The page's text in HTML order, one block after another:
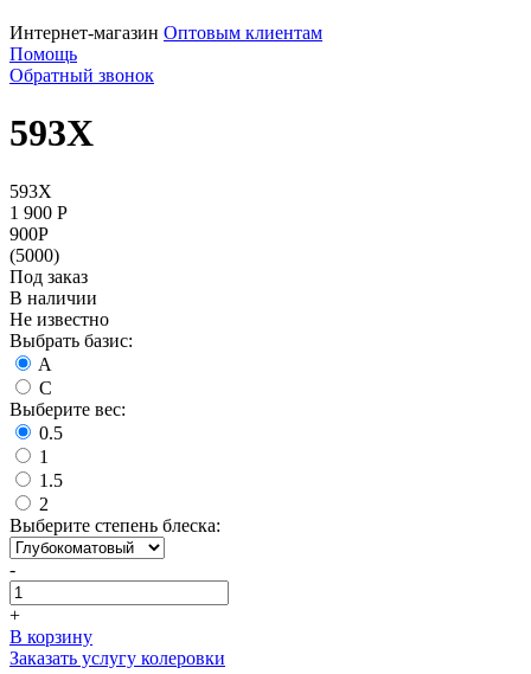
Интернет-магазин Оптовым клиентам
Помощь
Обратный звонок
593X
593X
1 900 P
900P
(5000)
Под заказ
В наличии
Не известно
Выбрать базис:
A
C
Выберите вес:
0.5
1
1.5
2
Выберите степень блеска:
-
+
В корзину
Заказать услугу колеровки